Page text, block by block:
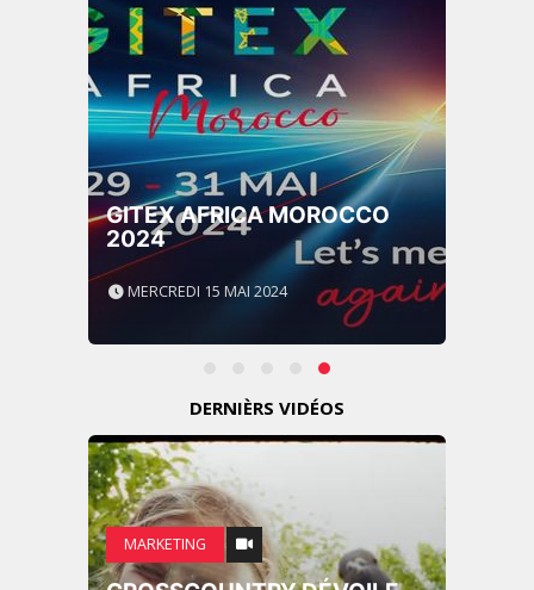
GITEX AFRICA MOROCCO
2024
MERCREDI 15 MAI 2024
DERNIÈRS VIDÉOS
MARKETING